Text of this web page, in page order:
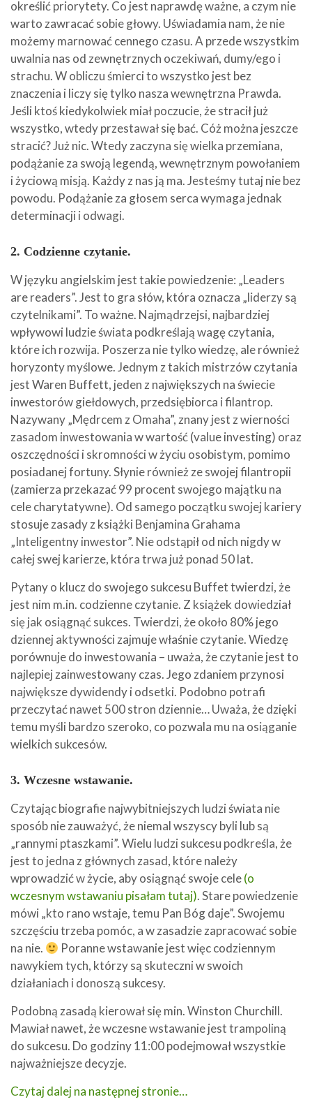
określić priorytety. Co jest naprawdę ważne, a czym nie
warto zawracać sobie głowy. Uświadamia nam, że nie
możemy marnować cennego czasu. A przede wszystkim
uwalnia nas od zewnętrznych oczekiwań, dumy/ego i
strachu. W obliczu śmierci to wszystko jest bez
znaczenia i liczy się tylko nasza wewnętrzna Prawda.
Jeśli ktoś kiedykolwiek miał poczucie, że stracił już
wszystko, wtedy przestawał się bać. Cóż można jeszcze
stracić? Już nic. Wtedy zaczyna się wielka przemiana,
podążanie za swoją legendą, wewnętrznym powołaniem
i życiową misją. Każdy z nas ją ma. Jesteśmy tutaj nie bez
powodu. Podążanie za głosem serca wymaga jednak
determinacji i odwagi.
2. Codzienne czytanie.
W języku angielskim jest takie powiedzenie: „Leaders
are readers”. Jest to gra słów, która oznacza „liderzy są
czytelnikami”. To ważne. Najmądrzejsi, najbardziej
wpływowi ludzie świata podkreślają wagę czytania,
które ich rozwija. Poszerza nie tylko wiedzę, ale również
horyzonty myślowe. Jednym z takich mistrzów czytania
jest Waren Buffett, jeden z największych na świecie
inwestorów giełdowych, przedsiębiorca i filantrop.
Nazywany „Mędrcem z Omaha”, znany jest z wierności
zasadom inwestowania w wartość (value investing) oraz
oszczędności i skromności w życiu osobistym, pomimo
posiadanej fortuny. Słynie również ze swojej filantropii
(zamierza przekazać 99 procent swojego majątku na
cele charytatywne). Od samego początku swojej kariery
stosuje zasady z książki Benjamina Grahama
„Inteligentny inwestor”. Nie odstąpił od nich nigdy w
całej swej karierze, która trwa już ponad 50 lat.
Pytany o klucz do swojego sukcesu Buffet twierdzi, że
jest nim m.in. codzienne czytanie. Z książek dowiedział
się jak osiągnąć sukces. Twierdzi, że około 80% jego
dziennej aktywności zajmuje właśnie czytanie. Wiedzę
porównuje do inwestowania – uważa, że czytanie jest to
najlepiej zainwestowany czas. Jego zdaniem przynosi
największe dywidendy i odsetki. Podobno potrafi
przeczytać nawet 500 stron dziennie… Uważa, że dzięki
temu myśli bardzo szeroko, co pozwala mu na osiąganie
wielkich sukcesów.
3. Wczesne wstawanie.
Czytając biografie najwybitniejszych ludzi świata nie
sposób nie zauważyć, że niemal wszyscy byli lub są
„rannymi ptaszkami”. Wielu ludzi sukcesu podkreśla, że
jest to jedna z głównych zasad, które należy
wprowadzić w życie, aby osiągnąć swoje cele(o
wczesnym wstawaniu pisałam tutaj). Stare powiedzenie
mówi „kto rano wstaje, temu Pan Bóg daje”. Swojemu
szczęściu trzeba pomóc, a w zasadzie zapracować sobie
na nie.
Poranne wstawanie jest więc codziennym
nawykiem tych, którzy są skuteczni w swoich
działaniach i donoszą sukcesy.
Podobną zasadą kierował się min. Winston Churchill.
Mawiał nawet, że wczesne wstawanie jest trampoliną
do sukcesu. Do godziny 11:00 podejmował wszystkie
najważniejsze decyzje.
Czytaj dalej na następnej stronie…